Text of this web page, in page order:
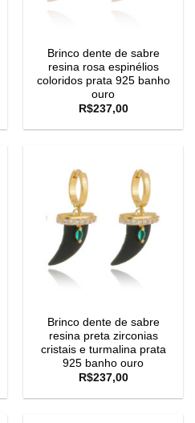
Brinco dente de sabre
resina rosa espinélios
coloridos prata 925 banho
ouro
R$237,00
Brinco dente de sabre
resina preta zirconias
cristais e turmalina prata
925 banho ouro
R$237,00